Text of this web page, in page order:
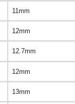
11mm
12mm
12.7mm
12mm
13mm